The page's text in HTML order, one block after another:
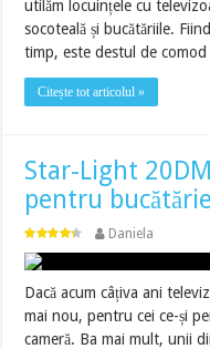
utilăm locuințele cu
socoteală și bucătăriile.
timp, este destul de
Citește tot articolul »
Star-Light
pentru bucătărie
Daniela
Dacă acum câțiva ani
mai nou, pentru cei ce-și
cameră. Ba mai mult, unii